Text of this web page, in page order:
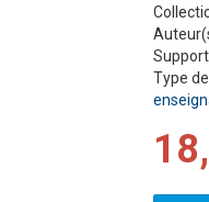
Support
Type